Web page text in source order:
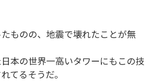
ものの、地震で壊れたことが無
本の世界一高いタワーにもこの技
てるそうだ。